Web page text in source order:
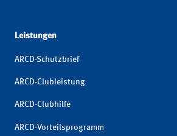
Leistungen
ARCD-Schutzbrief
ARCD-Clubleistung
ARCD-Clubhilfe
ARCD-Vorteilsprogramm